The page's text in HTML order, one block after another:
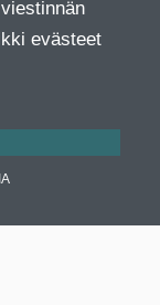
evästeet